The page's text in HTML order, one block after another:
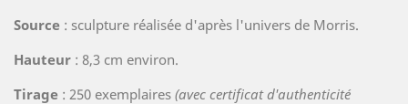
Source : sculpture réalisée d'après l'univers de Morris.
Hauteur : 8,3 cm environ.
Tirage : 250 exemplaires (avec certificat d'authenticité